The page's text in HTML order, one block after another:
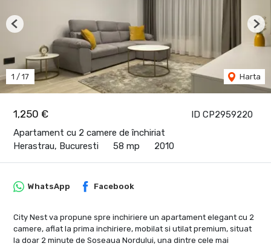
ID CP2959220
1,250 €
Apartament cu 2 camere de închiriat
Herastrau, Bucuresti
58 mp 2010
1 / 17 Harta
Previous
WhatsApp Facebook
City Nest va propune spre inchiriere un apartament elegant cu 2
camere, aflat la prima inchiriere, mobilat si utilat premium, situat
la doar 2 minute de Soseaua Nordului, una dintre cele mai